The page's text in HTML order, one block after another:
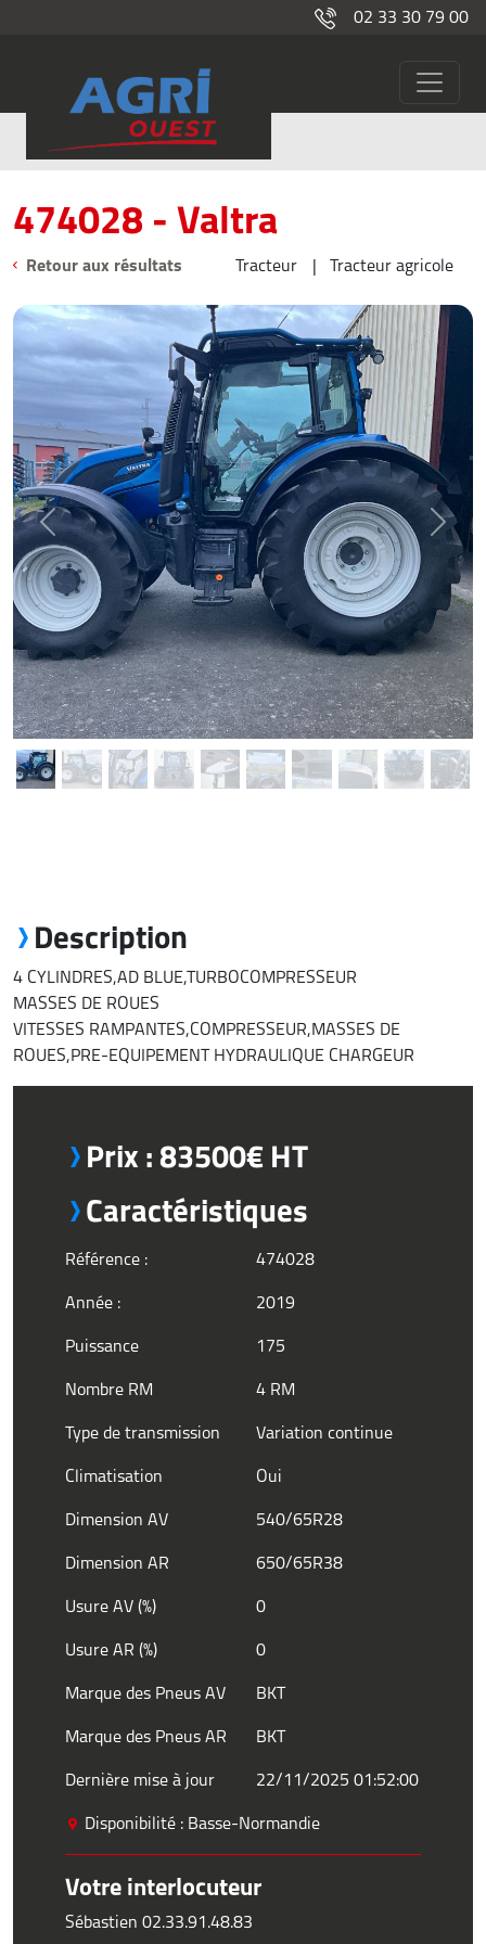
02 33 30 79 00
Occasions474028
474028 - Valtra
Retour aux résultats Tracteur Tracteur agricole
Previous Next
Description
4 CYLINDRES,AD BLUE,TURBOCOMPRESSEUR
MASSES DE ROUES
VITESSES RAMPANTES,COMPRESSEUR,MASSES DE
ROUES,PRE-EQUIPEMENT HYDRAULIQUE CHARGEUR
Prix : 83500€ HT
Caractéristiques
Référence :
474028
Année :
2019
Puissance
175
Nombre RM
4 RM
Type de transmission
Variation continue
Climatisation
Oui
Dimension AV
540/65R28
Dimension AR
650/65R38
Usure AV (%)
0
Usure AR (%)
0
Marque des Pneus AV
BKT
Marque des Pneus AR
BKT
Dernière mise à jour
22/11/2025 01:52:00
Disponibilité : Basse-Normandie
Votre interlocuteur
Sébastien 02.33.91.48.83